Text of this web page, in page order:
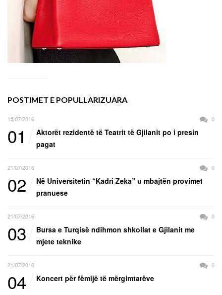
POSTIMET E POPULLARIZUARA
15/07/2016 0
01
Aktorët rezidentë të Teatrit të Gjilanit po i presin
pagat
21/07/2016 0
02
Në Universitetin “Kadri Zeka” u mbajtën provimet
pranuese
21/07/2016 0
03
Bursa e Turqisë ndihmon shkollat e Gjilanit me
mjete teknike
21/07/2016 0
04 Koncert për fëmijë të mërgimtarëve